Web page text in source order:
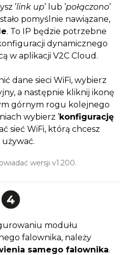
’link up’ lub ’połączono’
pomyślnie nawiązane,
. To IP będzie potrzebne
dynamicznego
w aplikacji V2C Cloud.
dane sieci WiFi, wybierz
a następnie kliknij ikonę
górnym rogu kolejnego
wybierz ’konfigurację
sieć WiFi, którą chcesz
używać.
wersji v1.200.
modułu
falownika, należy
samego falownika.